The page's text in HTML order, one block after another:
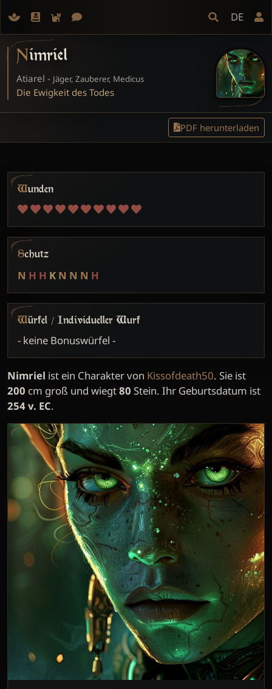
DE
Nimriel
Atiarel - Jäger, Zauberer, Medicus
Die Ewigkeit des Todes
PDF herunterladen
Wunden
Schutz
N H H K N N N H
Würfel / Individueller Wurf
- keine Bonuswürfel -
Nimriel ist ein Charakter von Kissofdeath50. Sie ist
200 cm groß und wiegt80 Stein. Ihr Geburtsdatum ist
254 v. EC.